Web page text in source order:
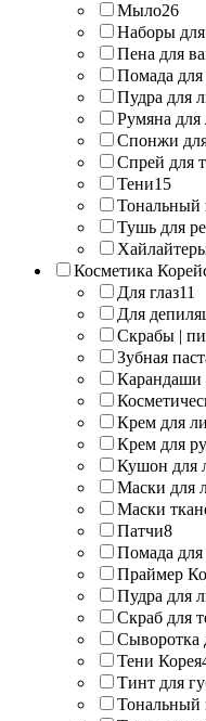
Мыло26
Наборы
Пена для
Помада для
Пудра для
Румяна для
Спонжи
Спрей для
Тени15
Тональный
Тушь для
Косметика
Для глаз11
Для
Скрабы |
Зубная
Карандаши
Крем для
Крем для
Кушон для
Маски для
Маски
Патчи8
Помада для
Праймер
Пудра для
Скраб для
Сыворотка
Тени Корея
Тинт для
Тональный